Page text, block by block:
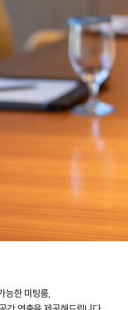
능한 미팅룸,